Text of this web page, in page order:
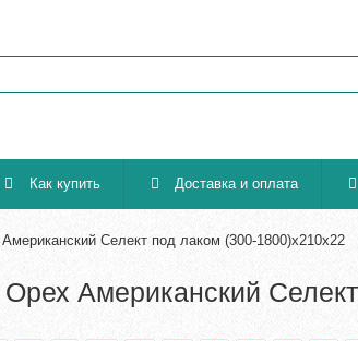
Как купить Доставка и оплата
Селект под лаком (300-1800)х210х22
Американский